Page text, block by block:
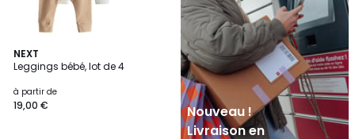
NEXT
Leggings bébé, lot de 4
à partir de
19,00 €
4
/
Nouveau !
Livraison en